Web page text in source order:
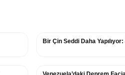
Bir Çin Seddi Daha